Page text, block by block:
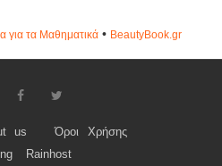
για τα Μαθηματικά• ΒeautyΒook.gr
us
Όροι Χρήσης
Rainhost